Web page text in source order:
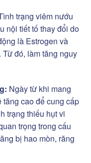
trạng viêm nướu
nội tiết tố thay đổi do
là Estrogen và
đó, làm tăng nguy
Ngày từ khi mang
cao để cung cấp
trạng thiếu hụt vi
trọng trong cấu
bị hao mòn, răng